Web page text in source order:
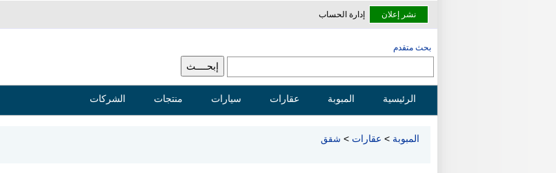
نشر إعلان إدارة الحساب
بحث متقدم
الرئيسية المبوبة عقارات سيارات منتجات الشركات
المبوبة > عقارات > شقق